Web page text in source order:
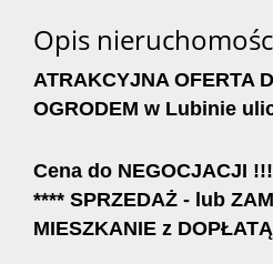
Opis
ATRAKCYJNA OFERTA
OGRODEM w Lubinie
Cena do NEGOCJACJI !!!
**** SPRZEDAŻ - lub
MIESZKANIE z